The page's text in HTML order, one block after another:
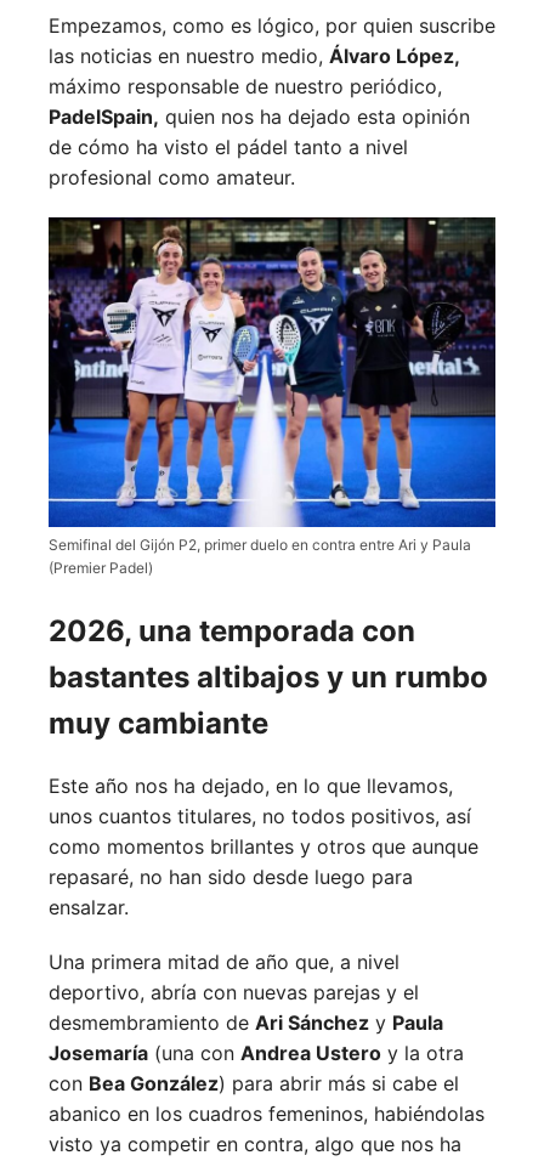
Empezamos, como es lógico, por quien suscribe
las noticias en nuestro medio, Álvaro López,
máximo responsable de nuestro periódico,
PadelSpain, quien nos ha dejado esta opinión
de cómo ha visto el pádel tanto a nivel
profesional como amateur.
Semifinal del Gijón P2, primer duelo en contra entre Ari y Paula
(Premier Padel)
2026, una temporada con
bastantes altibajos y un rumbo
muy cambiante
Este año nos ha dejado, en lo que llevamos,
unos cuantos titulares, no todos positivos, así
como momentos brillantes y otros que aunque
repasaré, no han sido desde luego para
ensalzar.
Una primera mitad de año que, a nivel
deportivo, abría con nuevas parejas y el
desmembramiento de Ari Sánchez y Paula
Josemaría (una con Andrea Ustero y la otra
con Bea González) para abrir más si cabe el
abanico en los cuadros femeninos, habiéndolas
visto ya competir en contra, algo que nos ha